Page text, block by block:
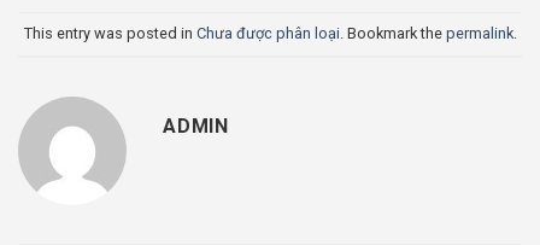
This entry was posted in Chưa được phân loại . Bookmark the permalink.
ADMIN